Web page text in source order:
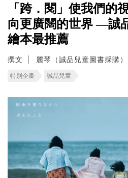
「跨．閱」使我們的
向更廣闊的世界 —誠
繪本最推薦
撰文 麗琴（誠品兒童圖書採購）
特別企畫 誠品兒童